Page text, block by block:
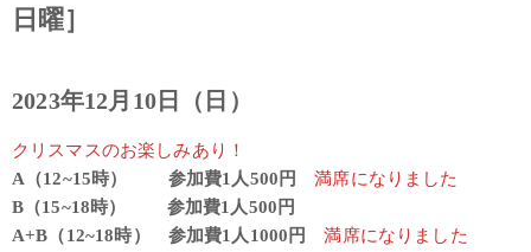
日曜］
2023年12月10日（日）
クリスマスのお楽しみあり！
A（12~15時） 参加費1人500円満席になりました
B（15~18時） 参加費1人500円
A+B（12~18時） 参加費1人1000円
満席になりました